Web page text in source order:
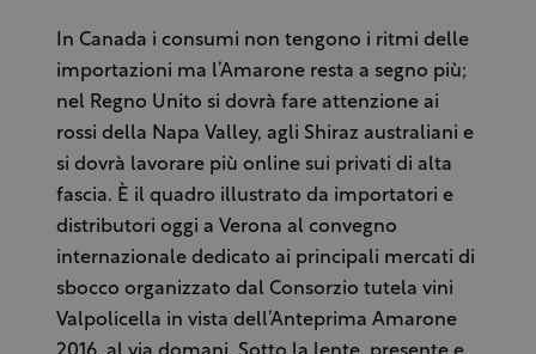
In Canada i consumi non tengono i ritmi delle
importazioni ma l’Amarone resta a segno più;
nel Regno Unito si dovrà fare attenzione ai
rossi della Napa Valley, agli Shiraz australiani e
si dovrà lavorare più online sui privati di alta
fascia. È il quadro illustrato da importatori e
distributori oggi a Verona al convegno
internazionale dedicato ai principali mercati di
sbocco organizzato dal Consorzio tutela vini
Valpolicella in vista dell’Anteprima Amarone